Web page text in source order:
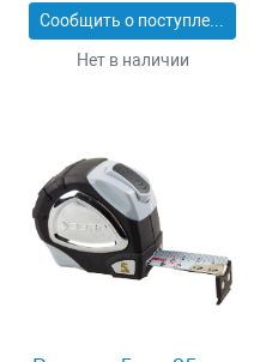
Сообщить о поступлении
Нет в наличии